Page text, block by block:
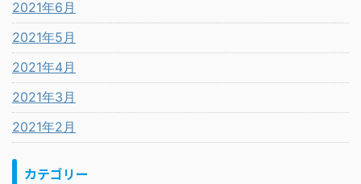
2021年6月
2021年5月
2021年4月
2021年3月
2021年2月
カテゴリー